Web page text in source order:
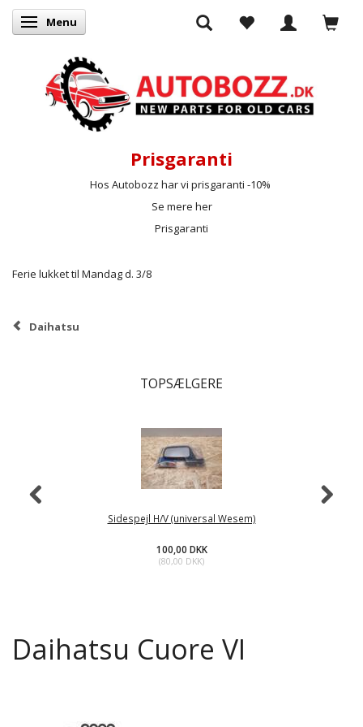
Skifte navigation
Menu
Prisgaranti
Hos Autobozz har vi prisgaranti -10%
Se mere her
Prisgaranti
Ferie lukket til Mandag d. 3/8
Daihatsu
TOPSÆLGERE
Sidespejl H/V (universal Wesem)
100,00 DKK
(80,00 DKK)
Daihatsu Cuore VI